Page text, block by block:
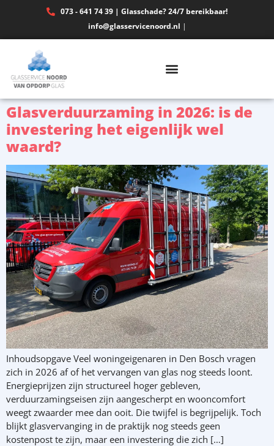
073 - 641 74 39 | Glasschade? 24/7 bereikbaar!
info@glasservicenoord.nl |
Glasverduurzaming in 2026: is de
investering het eigenlijk wel
waard?
Inhoudsopgave Veel woningeigenaren in Den Bosch vragen
zich in 2026 af of het vervangen van glas nog steeds loont.
Energieprijzen zijn structureel hoger gebleven,
verduurzamingseisen zijn aangescherpt en wooncomfort
weegt zwaarder mee dan ooit. Die twijfel is begrijpelijk. Toch
blijkt glasvervanging in de praktijk nog steeds geen
kostenpost te zijn, maar een investering die zich […]